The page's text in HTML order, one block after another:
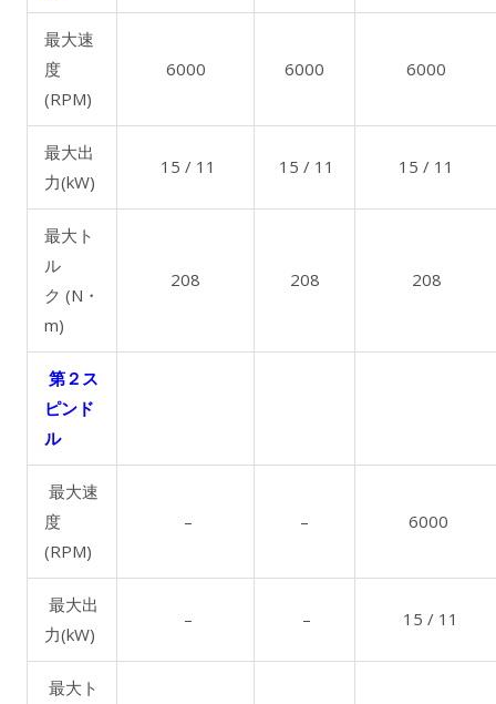
最大速
度
(RPM)
6000 6000 6000
最大出
力(kW)
15 / 11 15 / 11 15 / 11
最大ト
ル
ク (N・
m)
208 208 208
第２ス
ピンド
ル
最大速
度
(RPM)
– – 6000
最大出
力(kW)
– – 15 / 11
最大ト